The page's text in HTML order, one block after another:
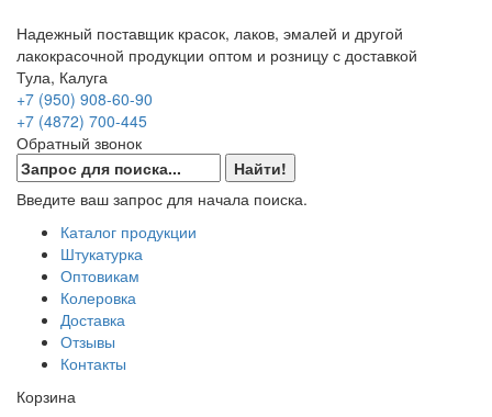
Надежный поставщик красок, лаков, эмалей и другой
лакокрасочной продукции оптом и розницу с доставкой
Тула, Калуга
+7 (950) 908-60-90
+7 (4872) 700-445
Обратный звонок
Введите ваш запрос для начала поиска.
Каталог продукции
Штукатурка
Оптовикам
Колеровка
Доставка
Отзывы
Контакты
Корзина